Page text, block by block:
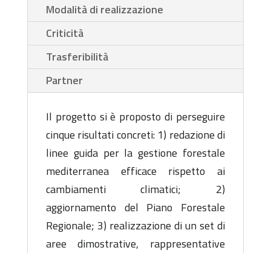
Modalità di realizzazione
Criticità
Trasferibilità
Partner
Il progetto si è proposto di perseguire
cinque risultati concreti: 1) redazione di
linee guida per la gestione forestale
mediterranea efficace rispetto ai
cambiamenti climatici; 2)
aggiornamento del Piano Forestale
Regionale; 3) realizzazione di un set di
aree dimostrative, rappresentative